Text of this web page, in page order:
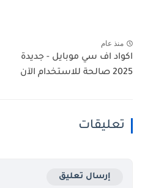
منذ عام
اكواد اف سي موبايل - جديدة
2025 صالحة للاستخدام الآن
تعليقات
إرسال تعليق